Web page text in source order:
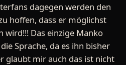
dagegen werden den
hoffen, dass er möglichst
wird!!! Das einzige Manko
Sprache, da es ihn bisher
glaubt mir auch das ist nicht